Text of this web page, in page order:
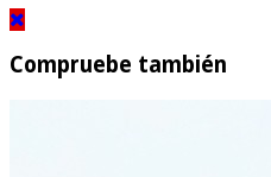
Compruebe también